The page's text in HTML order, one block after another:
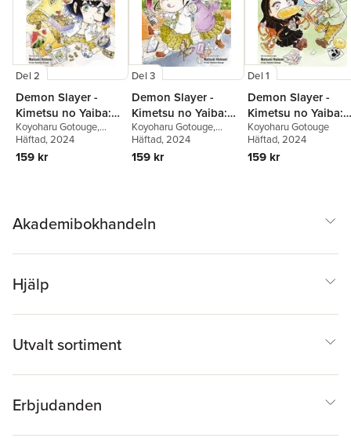
Del 2
Demon Slayer -
Kimetsu no Yaiba:
School Days 2
Koyoharu Gotouge,
Koyoharu Gotouge
Häftad, 2024
159 kr
Del 3
Demon Slayer -
Kimetsu no Yaiba:
School Days 3
Koyoharu Gotouge,
Koyoharu Gotouge
Häftad, 2024
159 kr
Del 1
Demon Slayer -
Kimetsu no Yaiba:
School Days 1
Koyoharu Gotouge
Häftad, 2024
159 kr
Akademibokhandeln
Hjälp
Utvalt sortiment
Erbjudanden